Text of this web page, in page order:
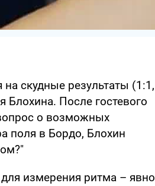
скудные результаты (1:1,
После гостевого
о возможных
поля в Бордо, Блохин
измерения ритма – явно